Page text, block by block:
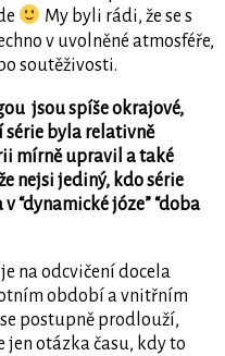
My byli rádi, že se s
v uvolněné atmosféře,
soutěživosti.
jsou spíše okrajové,
série byla relativně
mírně upravil a také
nejsi jediný, kdo série
“dynamické józe” “doba
na odcvičení docela
období a vnitřním
postupně prodlouží,
jen otázka času, kdy to